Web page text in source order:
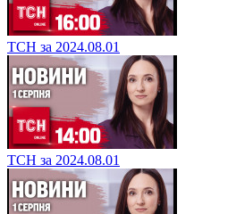
ТСН за 2024.08.01
ТСН за 2024.08.01